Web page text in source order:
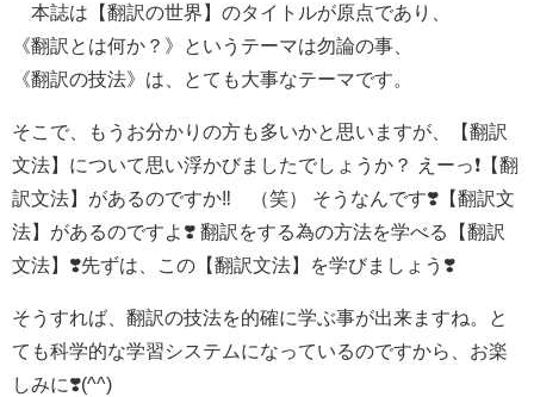
本誌は【翻訳の世界】のタイトルが原点であり、
《翻訳とは何か？》というテーマは勿論の事、
《翻訳の技法》は、とても大事なテーマです。
そこで、もうお分かりの方も多いかと思いますが、【翻訳
文法】について思い浮かびましたでしょうか？ えーっ❗️【翻
訳文法】があるのですか‼️ （笑） そうなんです❣️【翻訳文
法】があるのですよ❣️ 翻訳をする為の方法を学べる【翻訳
文法】❣️先ずは、この【翻訳文法】を学びましょう❣️
そうすれば、翻訳の技法を的確に学ぶ事が出来ますね。と
ても科学的な学習システムになっているのですから、お楽
しみに❣️(^^)